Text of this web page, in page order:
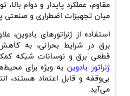
مقاوم، عملکرد پایدار و دوام بالا،
میان تجهیزات اضطراری و صنعتی
استفاده از ژنراتورهای بادوین،
برق در شرایط بحرانی، به
قطعی برق و نوسانات شبکه
ژنراتور بادوینبه‌ ویژه برای
بی‌وقفه و قابل اعتماد هستند،
می‌آید.